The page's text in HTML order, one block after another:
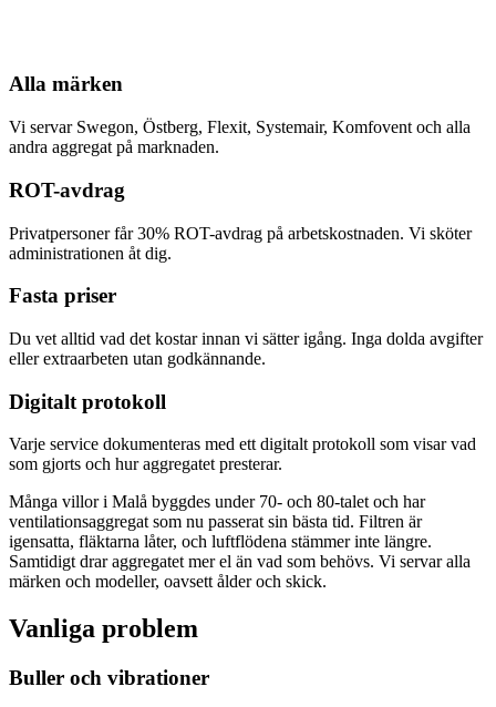
Alla märken
Vi servar Swegon, Östberg, Flexit, Systemair, Komfovent och alla
andra aggregat på marknaden.
ROT-avdrag
Privatpersoner får 30% ROT-avdrag på arbetskostnaden. Vi sköter
administrationen åt dig.
Fasta priser
Du vet alltid vad det kostar innan vi sätter igång. Inga dolda avgifter
eller extraarbeten utan godkännande.
Digitalt protokoll
Varje service dokumenteras med ett digitalt protokoll som visar vad
som gjorts och hur aggregatet presterar.
Många villor i Malå byggdes under 70- och 80-talet och har
ventilationsaggregat som nu passerat sin bästa tid. Filtren är
igensatta, fläktarna låter, och luftflödena stämmer inte längre.
Samtidigt drar aggregatet mer el än vad som behövs. Vi servar alla
märken och modeller, oavsett ålder och skick.
Vanliga problem
Buller och vibrationer